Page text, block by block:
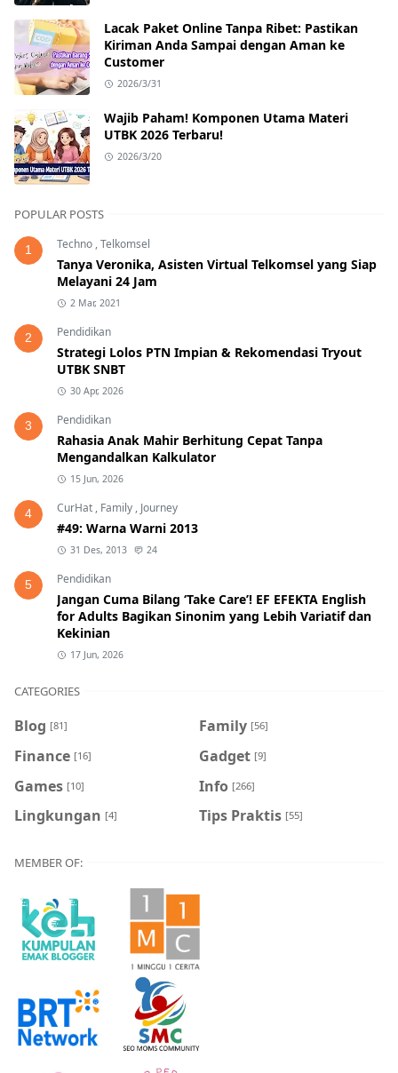
Lacak Paket Online Tanpa Ribet: Pastikan
Kiriman Anda Sampai dengan Aman ke
Customer
2026/3/31
Wajib Paham! Komponen Utama Materi
UTBK 2026 Terbaru!
2026/3/20
POPULAR POSTS
1 Techno ,Telkomsel
Tanya Veronika, Asisten Virtual Telkomsel yang Siap
Melayani 24 Jam
2 Mar, 2021
2 Pendidikan
Strategi Lolos PTN Impian & Rekomendasi Tryout
UTBK SNBT
30 Apr, 2026
3 Pendidikan
Rahasia Anak Mahir Berhitung Cepat Tanpa
Mengandalkan Kalkulator
15 Jun, 2026
4 CurHat , Family , Journey
#49: Warna Warni 2013
31 Des, 2013 24
5 Pendidikan
Jangan Cuma Bilang ‘Take Care’! EF EFEKTA English
for Adults Bagikan Sinonim yang Lebih Variatif dan
Kekinian
17 Jun, 2026
CATEGORIES
Blog [81] Family [56]
Finance [16] Gadget [9]
Games [10] Info [266]
Lingkungan [4] Tips Praktis [55]
MEMBER OF: